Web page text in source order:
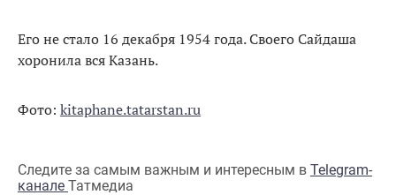
Его не стало 16 декабря 1954 года. Своего Сайдаша
хоронила вся Казань.
Фото: kitaphane.tatarstan.ru
Следите за самым важным и интересным в Telegram-
канале Татмедиа